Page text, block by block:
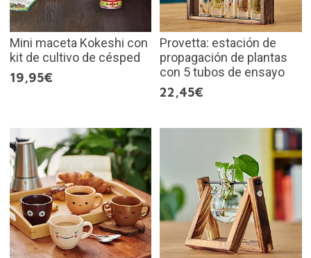
Mini maceta Kokeshi con
kit de cultivo de césped
19,95€
Provetta: estación de
propagación de plantas
con 5 tubos de ensayo
22,45€